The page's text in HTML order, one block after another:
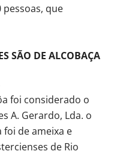
que
SÃO DE ALCOBAÇA
foi considerado o
A. Gerardo, Lda. o
de ameixa e
de Rio